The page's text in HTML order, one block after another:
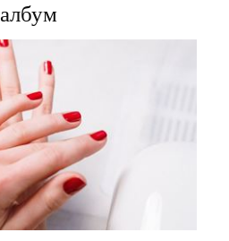
албум